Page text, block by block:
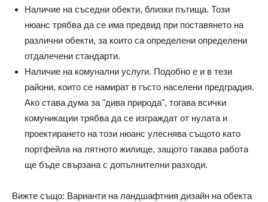
Наличие на съседни обекти, близки пътища. Този
нюанс трябва да се има предвид при поставянето на
различни обекти, за които са определени определени
отдалечени стандарти.
Наличие на комунални услуги. Подобно е и в тези
райони, които се намират в гъсто населени предградия.
Ако става дума за "дива природа", тогава всички
комуникации трябва да се изграждат от нулата и
проектирането на този нюанс улеснява същото като
портфейла на лятното жилище, защото такава работа
ще бъде свързана с допълнителни разходи.
Вижте също: Варианти на ландшафтния дизайн на обекта